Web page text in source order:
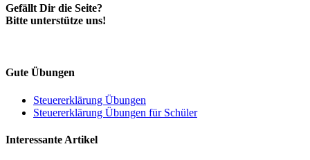
Gefällt Dir die Seite?
Bitte unterstütze uns!
Gute Übungen
Steuererklärung Übungen
Steuererklärung Übungen für Schüler
Interessante Artikel